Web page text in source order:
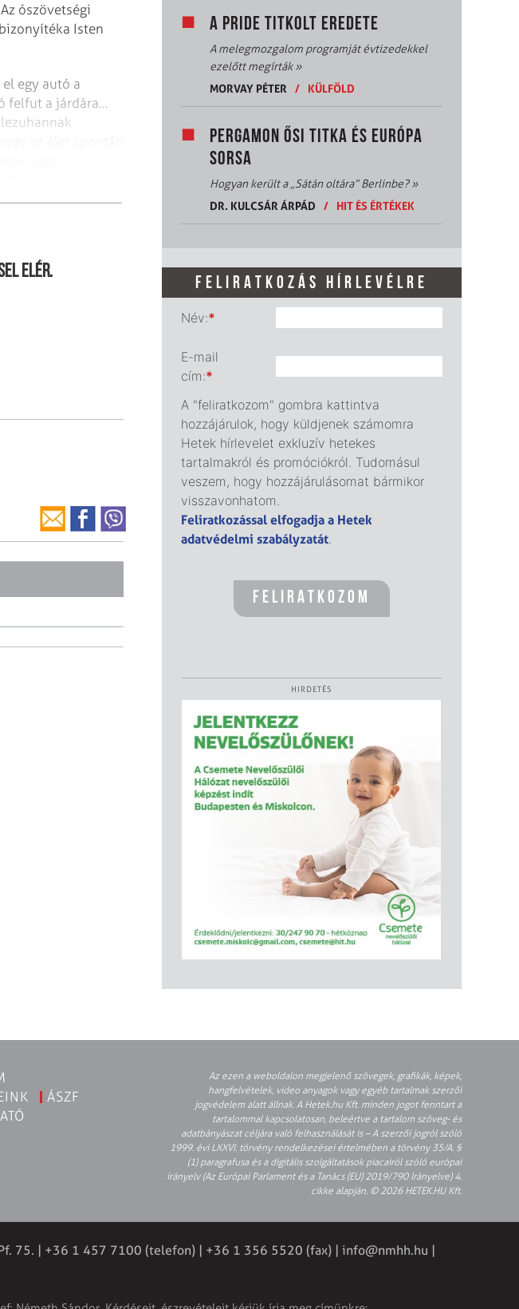
ószövetségi
Isten
egy autó a
felfut a járdára…
elér.
A PRIDE TITKOLT EREDETE
A melegmozgalom programját évtizedekkel
ezelőtt megírták»
MORVAY PÉTER
/ KÜLFÖLD
PERGAMON ŐSI TITKA ÉS EURÓPA
SORSA
Hogyan került a „Sátán oltára” Berlinbe?»
DR. KULCSÁR ÁRPÁD
/ HIT ÉS ÉRTÉKEK
FELIRATKOZÁS HÍRLEVÉLRE
Név:*
E-mail
cím:*
A "feliratkozom" gombra kattintva
hozzájárulok, hogy küldjenek számomra
Hetek hírlevelet exkluzív hetekes
tartalmakról és promóciókról. Tudomásul
veszem, hogy hozzájárulásomat bármikor
visszavonhatom.
Feliratkozással elfogadja a Hetek
adatvédelmi szabályzatát.
HIRDETÉS
ÁSZF
Az ezen a weboldalon megjelenő szövegek, grafikák, képek,
hangfelvételek, video anyagok vagy egyéb tartalmak szerzői
jogvédelem alatt állnak. A Hetek.hu Kft. minden jogot fenntart a
tartalommal kapcsolatosan, beleértve a tartalom szöveg- és
adatbányászat céljára való felhasználását is – A szerzői jogról szóló
1999. évi LXXVI. törvény rendelkezései értelmében a törvény 35/A. §
(1) paragrafusa és a digitális szolgáltatások piacairól szóló európai
irányelv (Az Európai Parlament és a Tanács (EU) 2019/790 Irányelve) 4.
cikke alapján. © 2026 HETEK.HU Kft.
75. | +36 1 457 7100 (telefon) | +36 1 356 5520 (fax) | info@nmhh.hu